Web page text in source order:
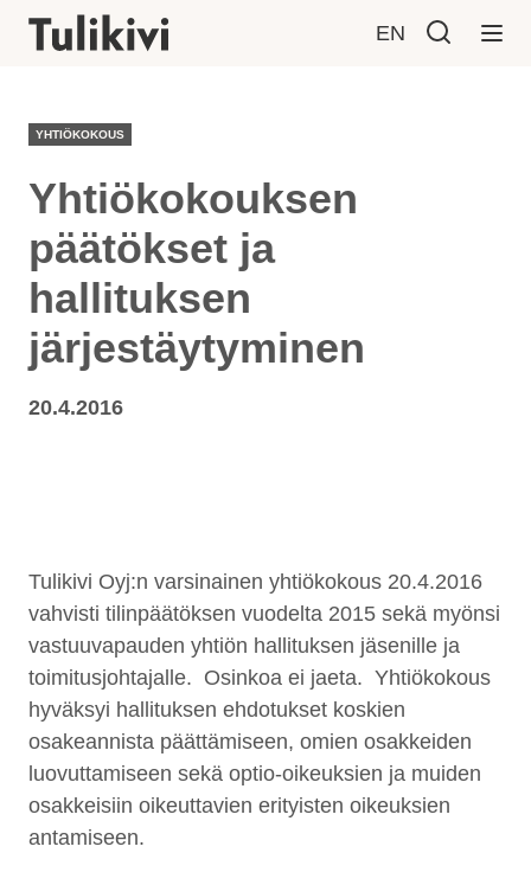
EN
YHTIÖKOKOUS
Yhtiökokouksen
päätökset ja
hallituksen
järjestäytyminen
20.4.2016
Tulikivi Oyj:n varsinainen yhtiökokous 20.4.2016
vahvisti tilinpäätöksen vuodelta 2015 sekä myönsi
vastuuvapauden yhtiön hallituksen jäsenille ja
toimitusjohtajalle. Osinkoa ei jaeta. Yhtiökokous
hyväksyi hallituksen ehdotukset koskien
osakeannista päättämiseen, omien osakkeiden
luovuttamiseen sekä optio-oikeuksien ja muiden
osakkeisiin oikeuttavien erityisten oikeuksien
antamiseen.